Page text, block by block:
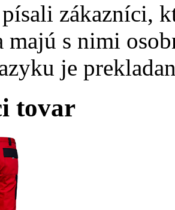
zákazníci,
majú s nimi
je
tovar